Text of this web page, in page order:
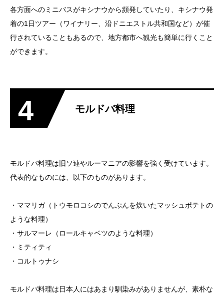
各方面へのミニバスがキシナウから頻発していたり、キシナウ発
着の1日ツアー（ワイナリー、沿ドニエストル共和国など）が催
行されていることもあるので、地方都市へ観光も簡単に行くこと
ができます。
4 モルドバ料理
モルドバ料理は旧ソ連やルーマニアの影響を強く受けています。
代表的なものには、以下のものがあります。
・ママリガ（トウモロコシのでんぷんを炊いたマッシュポテトの
ような料理）
・サルマーレ（ロールキャベツのような料理）
・ミティティ
・コルトゥナシ
モルドバ料理は日本人にはあまり馴染みがありませんが、素朴な